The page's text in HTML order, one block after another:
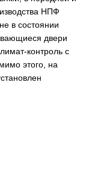
НПФ
в состоянии
двери
контроль с
этого, на